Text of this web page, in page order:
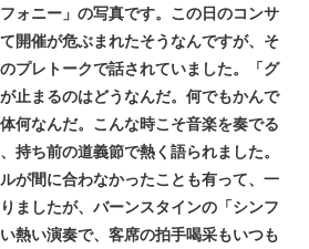
ォニー」の写真です。この日のコンサ
開催が危ぶまれたそうなんですが、そ
プレトークで話されていました。「グ
止まるのはどうなんだ。何でもかんで
何なんだ。こんな時こそ音楽を奏でる
持ち前の道義節で熱く語られました。
が間に合わなかったことも有って、一
ましたが、バーンスタインの「シンフ
熱い演奏で、客席の拍手喝采もいつも